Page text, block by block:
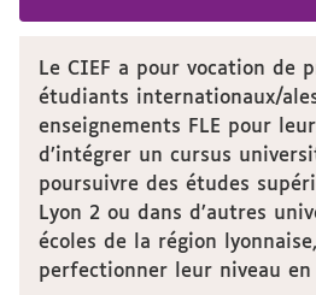
Le CIEF a pour vocation de
étudiants internationaux/
enseignements FLE pour
d’intégrer un cursus
poursuivre des études
Lyon 2 ou dans d’autres
écoles de la région
perfectionner leur niveau en